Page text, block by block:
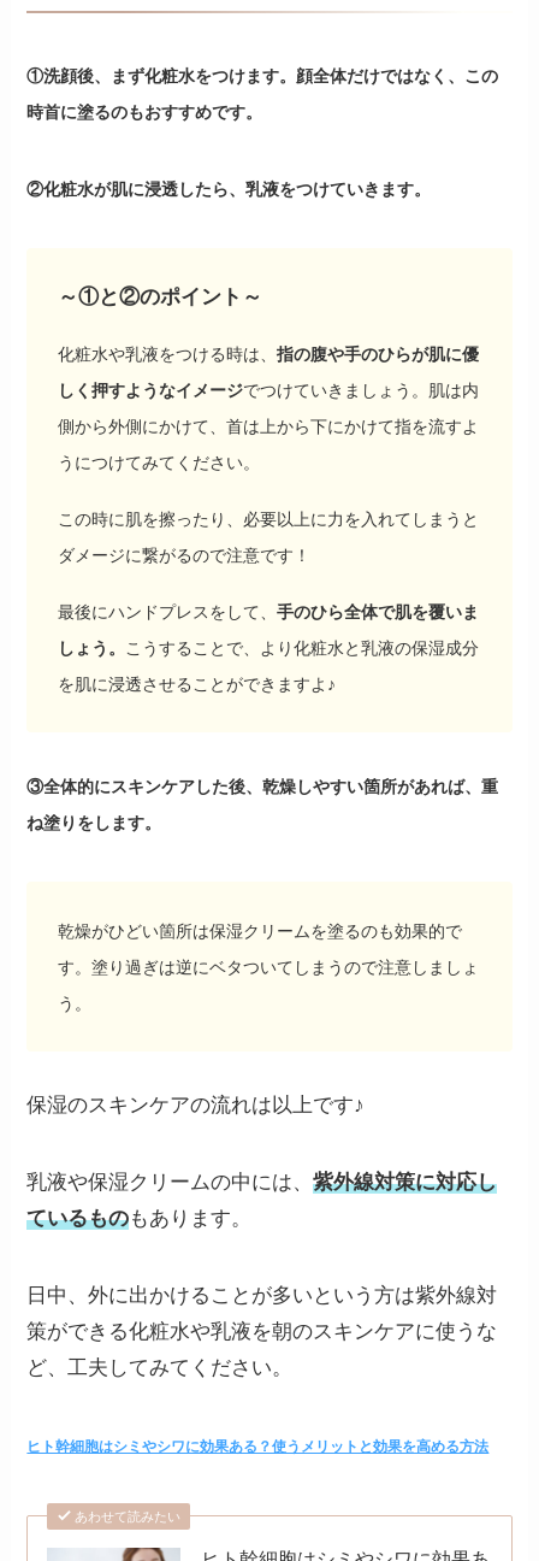
①洗顔後、まず化粧水をつけます。顔全体だけではなく、この
時首に塗るのもおすすめです。
②化粧水が肌に浸透したら、乳液をつけていきます。
～①と②のポイント～
化粧水や乳液をつける時は、 指の腹や手のひらが肌に優
しく押すようなイメージでつけていきましょう。肌は内
側から外側にかけて、首は上から下にかけて指を流すよ
うにつけてみてください。
この時に肌を擦ったり、必要以上に力を入れてしまうと
ダメージに繋がるので注意です！
最後にハンドプレスをして、 手のひら全体で肌を覆いま
しょう。
こうすることで、より化粧水と乳液の保湿成分
を肌に浸透させることができますよ♪
③全体的にスキンケアした後、乾燥しやすい箇所があれば、重
ね塗りをします。
乾燥がひどい箇所は保湿クリームを塗るのも効果的で
す。塗り過ぎは逆にベタついてしまうので注意しましょ
う。
保湿のスキンケアの流れは以上です♪
乳液や保湿クリームの中には、紫外線対策に対応し
ているものもあります。
日中、外に出かけることが多いという方は紫外線対
策ができる化粧水や乳液を朝のスキンケアに使うな
ど、工夫してみてください。
ヒト幹細胞はシミやシワに効果ある？使うメリットと効果を高める方法
あわせて読みたい